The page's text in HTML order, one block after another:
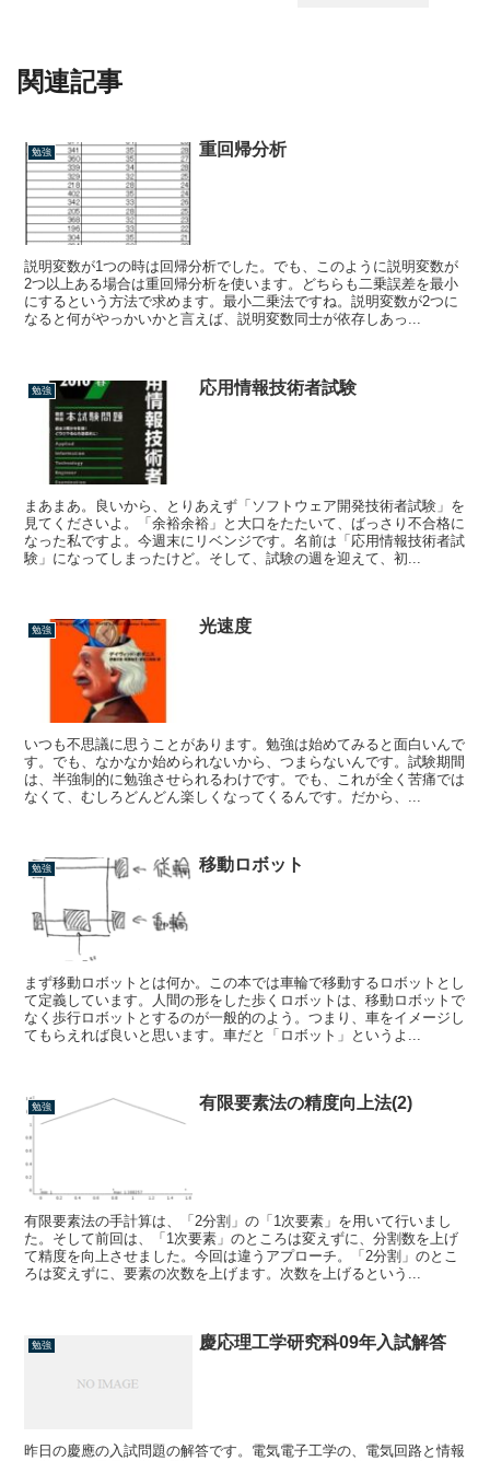
関連記事
勉強 重回帰分析
説明変数が1つの時は回帰分析でした。でも、このように説明変数が
2つ以上ある場合は重回帰分析を使います。どちらも二乗誤差を最小
にするという方法で求めます。最小二乗法ですね。説明変数が2つに
なると何がやっかいかと言えば、説明変数同士が依存しあっ...
勉強 応用情報技術者試験
まあまあ。良いから、とりあえず「ソフトウェア開発技術者試験」を
見てくださいよ。「余裕余裕」と大口をたたいて、ばっさり不合格に
なった私ですよ。今週末にリベンジです。名前は「応用情報技術者試
験」になってしまったけど。そして、試験の週を迎えて、初...
勉強 光速度
いつも不思議に思うことがあります。勉強は始めてみると面白いんで
す。でも、なかなか始められないから、つまらないんです。試験期間
は、半強制的に勉強させられるわけです。でも、これが全く苦痛では
なくて、むしろどんどん楽しくなってくるんです。だから、...
勉強 移動ロボット
まず移動ロボットとは何か。この本では車輪で移動するロボットとし
て定義しています。人間の形をした歩くロボットは、移動ロボットで
なく歩行ロボットとするのが一般的のよう。つまり、車をイメージし
てもらえれば良いと思います。車だと「ロボット」というよ...
勉強 有限要素法の精度向上法(2)
有限要素法の手計算は、「2分割」の「1次要素」を用いて行いまし
た。そして前回は、「1次要素」のところは変えずに、分割数を上げ
て精度を向上させました。今回は違うアプローチ。「2分割」のとこ
ろは変えずに、要素の次数を上げます。次数を上げるという...
勉強 慶応理工学研究科09年入試解答
昨日の慶應の入試問題の解答です。電気電子工学の、電気回路と情報